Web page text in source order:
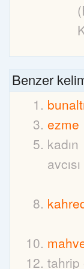
Benzer
ezme
kadın
avcısı
tahrip